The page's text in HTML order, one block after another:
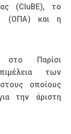
(CluBE), το
(ΟΠΑ) και η
Παρίσι
των
οποίους
την άριστη